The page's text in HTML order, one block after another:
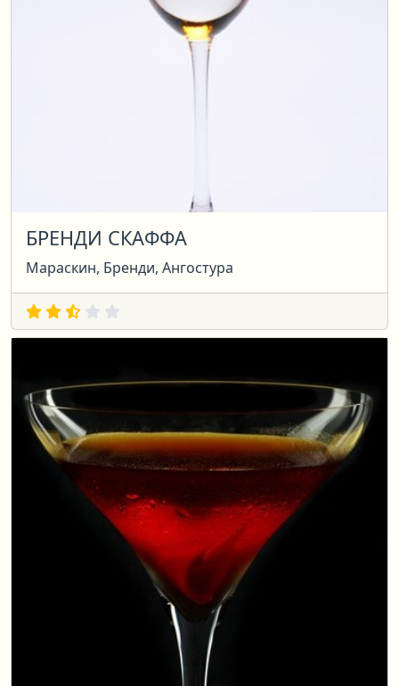
БРЕНДИ СКАФФА
Мараскин, Бренди, Ангостура